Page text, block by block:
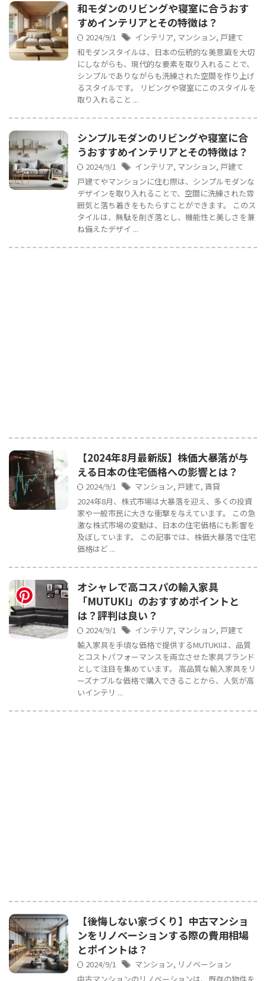
和モダンのリビングや寝室に合うおす
すめインテリアとその特徴は？
2024/9/1 インテリア, マンション, 戸建て
和モダンスタイルは、日本の伝統的な美意識を大切
にしながらも、現代的な要素を取り入れることで、
シンプルでありながらも洗練された空間を作り上げ
るスタイルです。 リビングや寝室にこのスタイルを
取り入れること ...
シンプルモダンのリビングや寝室に合
うおすすめインテリアとその特徴は？
2024/9/1 インテリア, マンション, 戸建て
戸建てやマンションに住む際は、シンプルモダンな
デザインを取り入れることで、空間に洗練された雰
囲気と落ち着きをもたらすことができます。 このス
タイルは、無駄を削ぎ落とし、機能性と美しさを兼
ね備えたデザイ ...
【2024年8月最新版】株価大暴落が与
える日本の住宅価格への影響とは？
2024/9/1 マンション, 戸建て, 賃貸
2024年8月、株式市場は大暴落を迎え、多くの投資
家や一般市民に大きな衝撃を与えています。 この急
激な株式市場の変動は、日本の住宅価格にも影響を
及ぼしています。 この記事では、株価大暴落で住宅
価格はど ...
オシャレで高コスパの輸入家具
「MUTUKI」のおすすめポイントと
は？評判は良い？
2024/9/1 インテリア, マンション, 戸建て
輸入家具を手頃な価格で提供するMUTUKIは、品質
とコストパフォーマンスを両立させた家具ブランド
として注目を集めています。 高品質な輸入家具をリ
ーズナブルな価格で購入できることから、人気が高
いインテリ ...
【後悔しない家づくり】中古マンショ
ンをリノベーションする際の費用相場
とポイントは？
2024/9/1 マンション, リノベーション